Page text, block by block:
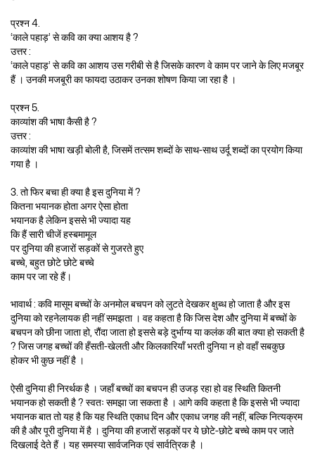
प्रश्न 4.
‘काले पहाड़’ से कवि का क्या आशय है ?
उत्तर :
‘काले पहाड़’ से कवि का आशय उस गरीबी से है जिसके कारण वे काम पर जाने के लिए मजबूर
हैं । उनकी मजबूरी का फायदा उठाकर उनका शोषण किया जा रहा है ।
प्रश्न 5.
काव्यांश की भाषा कैसी है ?
उत्तर :
काव्यांश की भाषा खड़ी बोली है, जिसमें तत्सम शब्दों के साथ-साथ उर्दू शब्दों का प्रयोग किया
गया है ।
3. तो फिर बचा ही क्या है इस दुनिया में ?
कितना भयानक होता अगर ऐसा होता
भयानक है लेकिन इससे भी ज्यादा यह
कि हैं सारी चीजें हस्बमामूल
पर दुनिया की हजारों सड़कों से गुजरते हुए
बच्चे, बहुत छोटे छोटे बच्चे
काम पर जा रहे हैं।
भावार्थ : कवि मासूम बच्चों के अनमोल बचपन को लुटते देखकर क्षुब्ध हो जाता है और इस
दुनिया को रहनेलायक ही नहीं समझता । वह कहता है कि जिस देश और दुनिया में बच्चों के
बचपन को छीना जाता हो, रौंदा जाता हो इससे बड़े दुर्भाग्य या कलंक की बात क्या हो सकती है
? जिस जगह बच्चों की हँसती-खेलती और किलकारियाँ भरती दुनिया न हो वहाँ सबकुछ
होकर भी कुछ नहीं है ।
ऐसी दुनिया ही निरर्थक है । जहाँ बच्चों का बचपन ही उजड़ रहा हो वह स्थिति कितनी
भयानक हो सकती है ? स्वतः समझा जा सकता है । आगे कवि कहता है कि इससे भी ज्यादा
भयानक बात तो यह है कि यह स्थिति एकाध दिन और एकाध जगह की नहीं, बल्कि नित्यक्रम
की है और पूरी दुनिया में है । दुनिया की हजारों सड़कों पर ये छोटे-छोटे बच्चे काम पर जाते
दिखलाई देते हैं । यह समस्या सार्वजनिक एवं सार्वत्रिक है ।